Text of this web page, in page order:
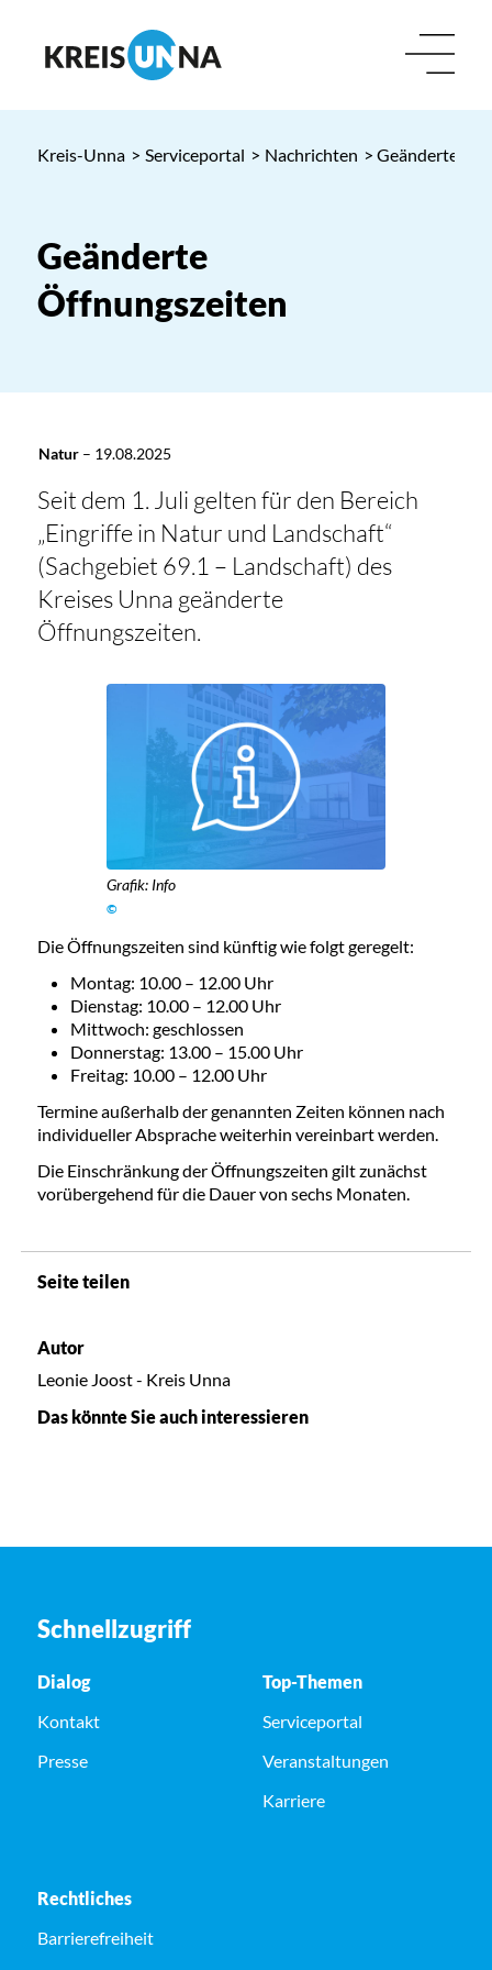
Kreis-Unna > Serviceportal > Nachrichten > Geänderte
Geänderte
Öffnungszeiten
Natur– 19.08.2025
Seit dem 1. Juli gelten für den Bereich
„Eingriffe in Natur und Landschaft“
(Sachgebiet 69.1 – Landschaft) des
Kreises Unna geänderte
Öffnungszeiten.
Grafik: Info
©
Die Öffnungszeiten sind künftig wie folgt geregelt:
Montag: 10.00 – 12.00 Uhr
Dienstag: 10.00 – 12.00 Uhr
Mittwoch: geschlossen
Donnerstag: 13.00 – 15.00 Uhr
Freitag: 10.00 – 12.00 Uhr
Termine außerhalb der genannten Zeiten können nach
individueller Absprache weiterhin vereinbart werden.
Die Einschränkung der Öffnungszeiten gilt zunächst
vorübergehend für die Dauer von sechs Monaten.
Seite teilen
Autor
Leonie Joost - Kreis Unna
Das könnte Sie auch interessieren
Schnellzugriff
Dialog
Kontakt
Presse
Top-Themen
Serviceportal
Veranstaltungen
Karriere
Rechtliches
Barrierefreiheit